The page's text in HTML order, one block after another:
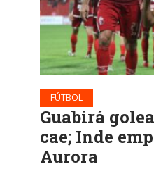
FÚTBOL
Guabirá
cae; Inde
Aurora